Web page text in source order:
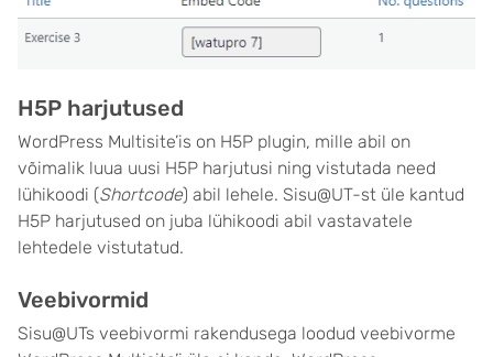
H5P harjutused
WordPress Multisite’is on H5P plugin, mille abil on
võimalik luua uusi H5P harjutusi ning vistutada need
lühikoodi (Shortcode) abil lehele. Sisu@UT-st üle kantud
H5P harjutused on juba lühikoodi abil vastavatele
lehtedele vistutatud.
Veebivormid
Sisu@UTs veebivormi rakendusega loodud veebivorme